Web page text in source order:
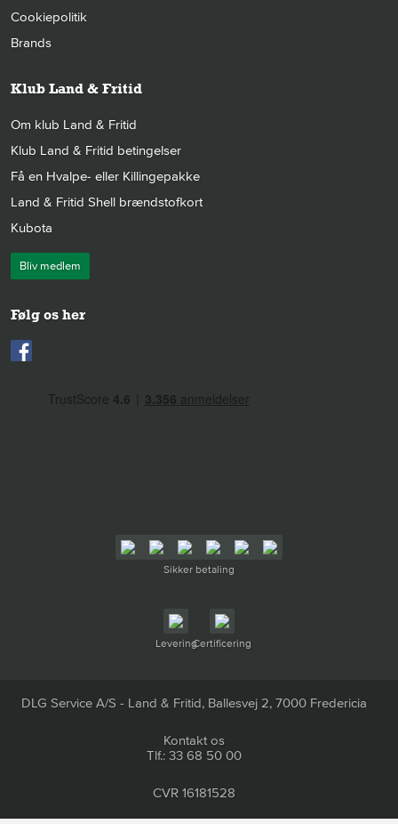
Cookiepolitik
Brands
Klub Land & Fritid
Om klub Land & Fritid
Klub Land & Fritid betingelser
Få en Hvalpe- eller Killingepakke
Land & Fritid Shell brændstofkort
Kubota
Bliv medlem
Følg os her
Sikker betaling
LeveringCertificering
DLG Service A/S - Land & Fritid, Ballesvej 2, 7000 Fredericia
Kontakt os
Tlf.: 33 68 50 00
CVR 16181528